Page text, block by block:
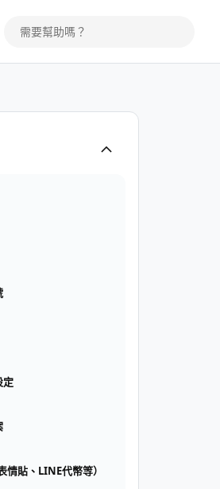
定
情貼、LINE代幣等）